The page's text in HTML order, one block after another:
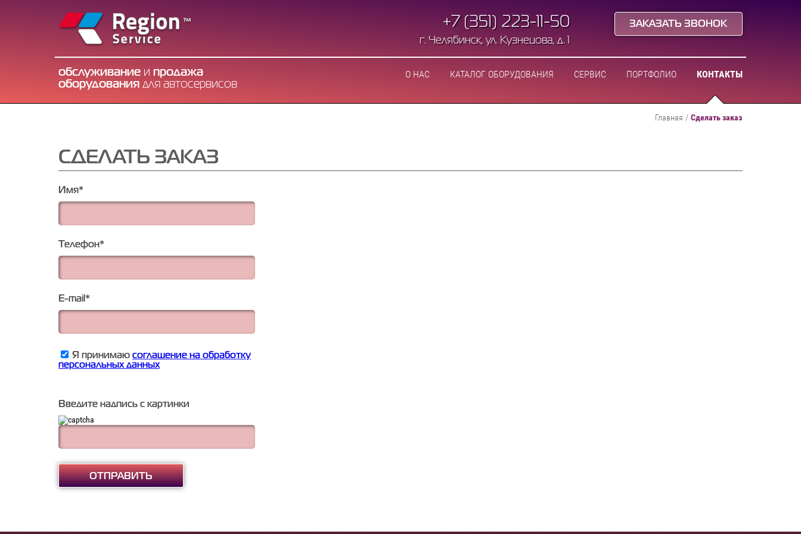
+7 (351) 223-11-50
г. Челябинск, ул. Кузнецова, д. 1
ЗАКАЗАТЬ ЗВОНОК
обслуживание ипродажа
оборудования для автосервисов
О НАС КАТАЛОГ ОБОРУДОВАНИЯ СЕРВИС ПОРТФОЛИО КОНТАКТЫ
Главная / Сделать заказ
СДЕЛАТЬ ЗАКАЗ
Имя*
Телефон *
E-mail *
Я принимаюсоглашение на обработку
персональных данных
Введите надпись с картинки
ОТПРАВИТЬ